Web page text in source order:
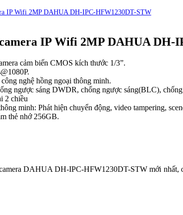
IP Wifi 2MP DAHUA DH-IPC-HFW1230DT-STW
IP Wifi 2MP DAHUA DH-
cảm biến CMOS kích thước 1/3”.
nghệ hồng ngoại thông minh.
ngược sáng DWDR, chống ngược sáng(BLC),
2 chiều
minh: Phát hiện chuyển động, video tampering,
thẻ nhớ 256GB.
DAHUA DH-IPC-HFW1230DT-STW mới nhất,